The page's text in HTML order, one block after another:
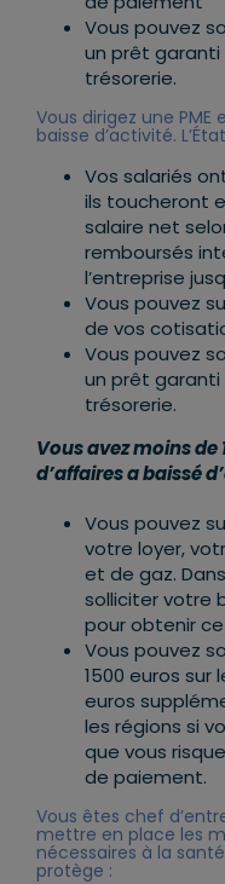
Vous pouvez
un prêt garanti
trésorerie.
Vous dirigez une
baisse d’activité.
Vos salariés
ils toucheront
salaire net
remboursés
l’entreprise
Vous pouvez
de vos
Vous pouvez
un prêt garanti
trésorerie.
Vous avez moins de
d’affaires a baissé
Vous pouvez
votre loyer,
et de gaz.
solliciter votre
pour obtenir
Vous pouvez
1500 euros sur
euros
les régions si
que vous
de paiement.
Vous êtes chef
mettre en place les
nécessaires à la
protège :